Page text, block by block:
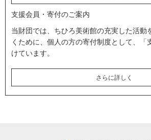
支援会員・寄付のご案内
当財団では、ちひろ美術館の充実した活動
くために、個人の方の寄付制度として、「
けています。
さらに詳しく